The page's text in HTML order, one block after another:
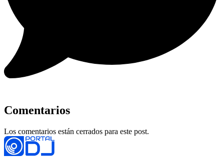
Comentarios
Los comentarios están cerrados para este post.